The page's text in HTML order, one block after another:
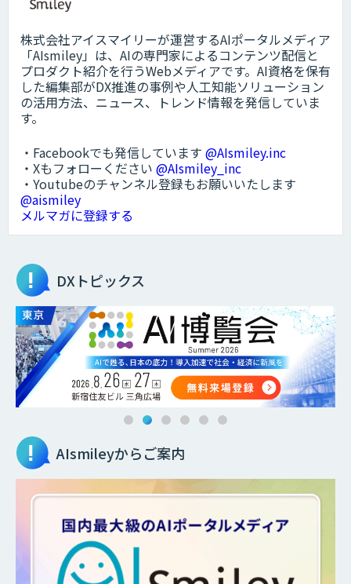
株式会社アイスマイリーが運営するAIポータルメディア
「AIsmiley」は、AIの専門家によるコンテンツ配信と
プロダクト紹介を行うWebメディアです。AI資格を保有
した編集部がDX推進の事例や人工知能ソリューション
の活用方法、ニュース、トレンド情報を発信していま
す。
・Facebookでも発信しています @AIsmiley.inc
・Xもフォローください @AIsmiley_inc
・Youtubeのチャンネル登録もお願いいたします
@aismiley
メルマガに登録する
DXトピックス
AIsmileyからご案内